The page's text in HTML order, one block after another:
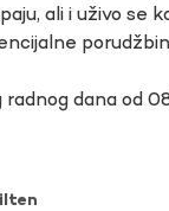
ali i uživo se
radnog dana od